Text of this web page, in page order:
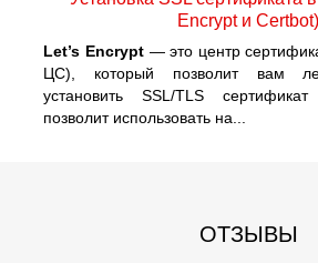
Encrypt и Certbot)
Let’s Encrypt — это центр
ЦС), который позволит вам
установить SSL/TLS
позволит использовать на...
ОТЗЫВЫ